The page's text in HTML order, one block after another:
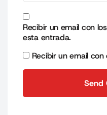
Recibir un email con
esta entrada.
Recibir un email
Send